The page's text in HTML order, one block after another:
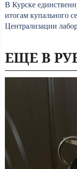
В Курске
итогам купального
Централизации
ЕЩЕ В